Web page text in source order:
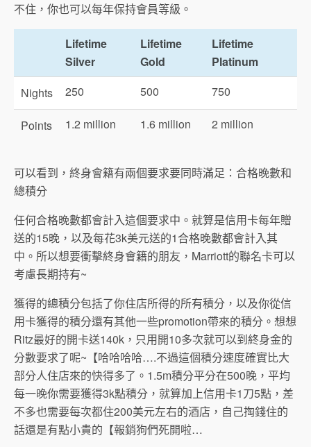
不住，你也可以每年保持會員等級。
Lifetime
Silver
Lifetime
Gold
Lifetime
Platinum
Nights
250 500 750
Points 1.2 million 1.6 million 2 million
可以看到，終身會籍有兩個要求要同時滿足：合格晚數和
總積分
任何合格晚數都會計入這個要求中。就算是信用卡每年贈
送的15晚，以及每花3k美元送的1合格晚數都會計入其
中。所以想要衝擊終身會籍的朋友，Marriott的聯名卡可以
考慮長期持有~
獲得的總積分包括了你住店所得的所有積分，以及你從信
用卡獲得的積分還有其他一些promotion帶來的積分。想想
Ritz最好的開卡送140k，只用開10多次就可以到終身金的
分數要求了呢~【哈哈哈哈….不過這個積分速度確實比大
部分人住店來的快得多了。1.5m積分平分在500晚，平均
每一晚你需要獲得3k點積分，就算加上信用卡1刀5點，差
不多也需要每次都住200美元左右的酒店，自己掏錢住的
話還是有點小貴的【報銷狗們死開啦…